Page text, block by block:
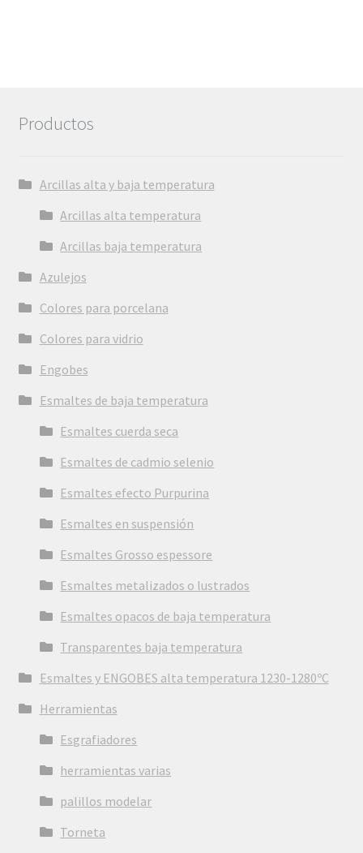
Productos
Arcillas alta y baja temperatura
Arcillas alta temperatura
Arcillas baja temperatura
Azulejos
Colores para porcelana
Colores para vidrio
Engobes
Esmaltes de baja temperatura
Esmaltes cuerda seca
Esmaltes de cadmio selenio
Esmaltes efecto Purpurina
Esmaltes en suspensión
Esmaltes Grosso espessore
Esmaltes metalizados o lustrados
Esmaltes opacos de baja temperatura
Transparentes baja temperatura
Esmaltes y ENGOBES alta temperatura 1230-1280ºC
Herramientas
Esgrafiadores
herramientas varias
palillos modelar
Torneta